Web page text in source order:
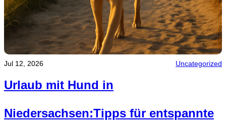
Jul 12, 2026 Uncategorized
Urlaub mit Hund in
Niedersachsen:Tipps für entspannte